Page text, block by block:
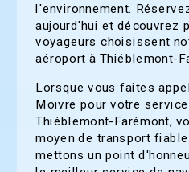
l'environnement.
aujourd'hui et découvrez
voyageurs choisissent
aéroport à Thiéblemont-
Lorsque vous faites
Moivre pour votre
Thiéblemont-Farémont,
moyen de transport
mettons un point